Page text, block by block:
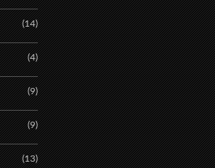
(14)
(4)
(9)
(9)
(13)